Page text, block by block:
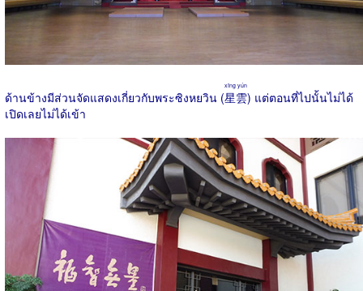
ด้านข้างมีส่วนจัดแสดงเกี่ยวกับพระซิงหยวิน (星雲
xīng yún
) แต่ตอนที่ไปนั้นไม่ได้
เปิดเลยไม่ได้เข้า